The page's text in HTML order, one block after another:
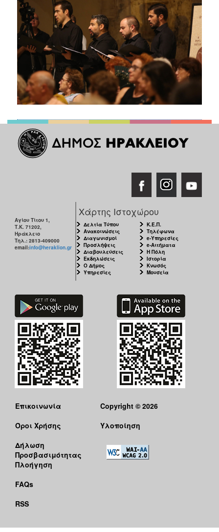
Αγίου Τίτου 1,
Τ.Κ. 71202,
Ηράκλειο
Τηλ.: 2813-409000
email:info@heraklion.gr
Χάρτης Ιστοχώρου
Δελτία Τύπου
Ανακοινώσεις
Διαγωνισμοί
Προσλήψεις
Διαβουλεύσεις
Εκδηλώσεις
Ο Δήμος
Υπηρεσίες
Κ.Ε.Π.
Τηλέφωνα
e-Υπηρεσίες
e-Αιτήματα
Η Πόλη
Ιστορία
Κνωσός
Μουσεία
Επικοινωνία
Όροι Χρήσης
Δήλωση
Προσβασιμότητας
Πλοήγηση
FAQs
RSS
Copyright © 2026
Υλοποίηση